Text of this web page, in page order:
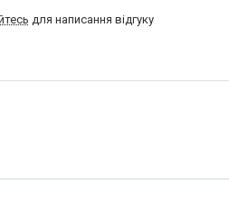
для написання відгуку